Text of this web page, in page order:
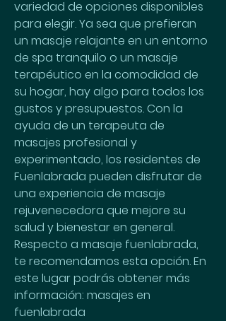
variedad de opciones disponibles
para elegir. Ya sea que prefieran
un masaje relajante en un entorno
de spa tranquilo o un masaje
terapéutico en la comodidad de
su hogar, hay algo para todos los
gustos y presupuestos. Con la
ayuda de un terapeuta de
masajes profesional y
experimentado, los residentes de
Fuenlabrada pueden disfrutar de
una experiencia de masaje
rejuvenecedora que mejore su
salud y bienestar en general.
Respecto a masaje fuenlabrada,
te recomendamos esta opción. En
este lugar podrás obtener más
información: masajes en
fuenlabrada